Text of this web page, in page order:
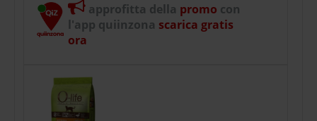
approfitta della promo con
l'app quiinzona scarica gratis
ora